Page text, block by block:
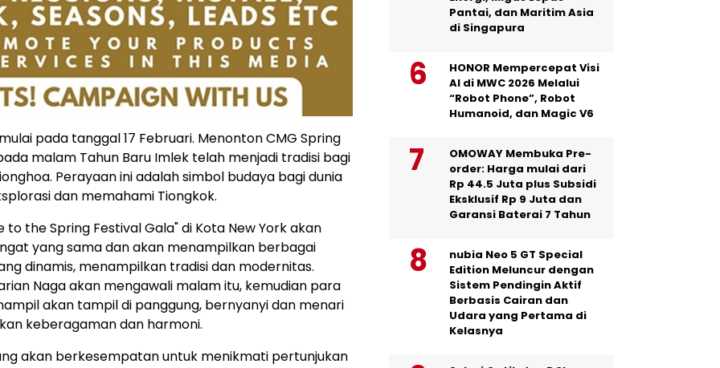
pada tanggal 17 Februari. Menonton CMG Spring
malam Tahun Baru Imlek telah menjadi tradisi bagi
Perayaan ini adalah simbol budaya bagi dunia
dan memahami Tiongkok.
to the Spring Festival Gala" di Kota New York akan
yang sama dan akan menampilkan berbagai
dinamis, menampilkan tradisi dan modernitas.
Naga akan mengawali malam itu, kemudian para
akan tampil di panggung, bernyanyi dan menari
keberagaman dan harmoni.
akan berkesempatan untuk menikmati pertunjukan
Pantai, dan Maritim Asia
di Singapura
HONOR Mempercepat Visi
AI di MWC 2026 Melalui
“Robot Phone”, Robot
Humanoid, dan Magic V6
OMOWAY Membuka Pre-
order: Harga mulai dari
Rp 44.5 Juta plus Subsidi
Eksklusif Rp 9 Juta dan
Garansi Baterai 7 Tahun
nubia Neo 5 GT Special
Edition Meluncur dengan
Sistem Pendingin Aktif
Berbasis Cairan dan
Udara yang Pertama di
Kelasnya